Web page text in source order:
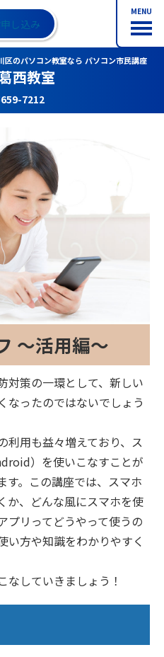
MENU
し込み
区のパソコン教室なら パソコン市民講座
西教室
7212
～活用編～
対策の一環として、新しい
なったのではないでしょう
利用も益々増えており、ス
）を使いこなすことが
す。この講座では、スマホ
か、どんな風にスマホを使
プリってどうやって使うの
い方や知識をわかりやすく
なしていきましょう！